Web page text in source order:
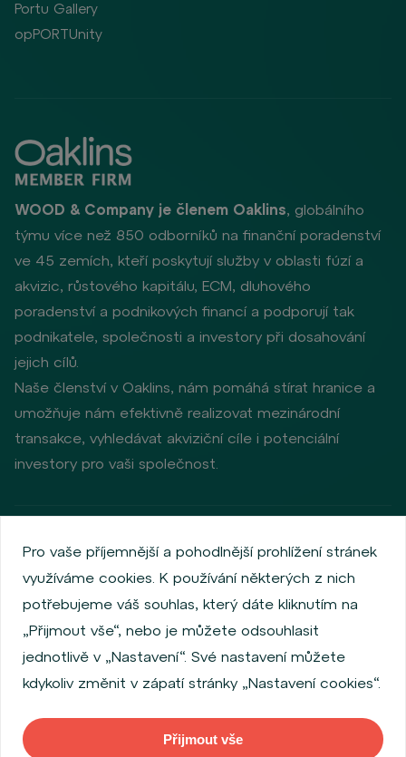
Portu Gallery
opPORTUnity
WOOD & Company je členem Oaklins, globálního
týmu více než 850 odborníků na finanční poradenství
ve 45 zemích, kteří poskytují služby v oblasti fúzí a
akvizic, růstového kapitálu, ECM, dluhového
poradenství a podnikových financí a podporují tak
podnikatele, společnosti a investory při dosahování
jejich cílů.
Naše členství v Oaklins, nám pomáhá stírat hranice a
umožňuje nám efektivně realizovat mezinárodní
transakce, vyhledávat akviziční cíle i potenciální
investory pro vaši společnost.
Zásady ochrany osobních údajů
Používání cookies
Informace o emitentech
Zaměstnanecký akciový program
Povinně zveřejňované informace
Finanční výkonnost
Regulation S, Rule 144a
Informace dle MiFID
Pro vaše příjemnější a pohodlnější prohlížení stránek
využíváme cookies. K používání některých z nich
potřebujeme váš souhlas, který dáte kliknutím na
„Přijmout vše“, nebo je můžete odsouhlasit
jednotlivě v „Nastavení“. Své nastavení můžete
kdykoliv změnit v zápatí stránky „Nastavení cookies“.
Přijmout vše